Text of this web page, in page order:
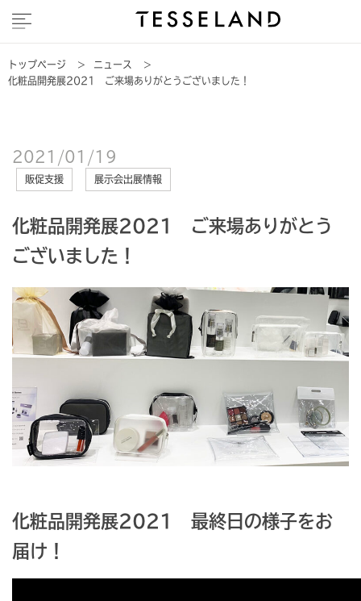
トップページ > ニュース
>
化粧品開発展2021 ご来場ありがとうございました！
2021/01/19
販促支援 展示会出展情報
化粧品開発展2021 ご来場ありがとう
ございました！
化粧品開発展2021 最終日の様子をお
届け！